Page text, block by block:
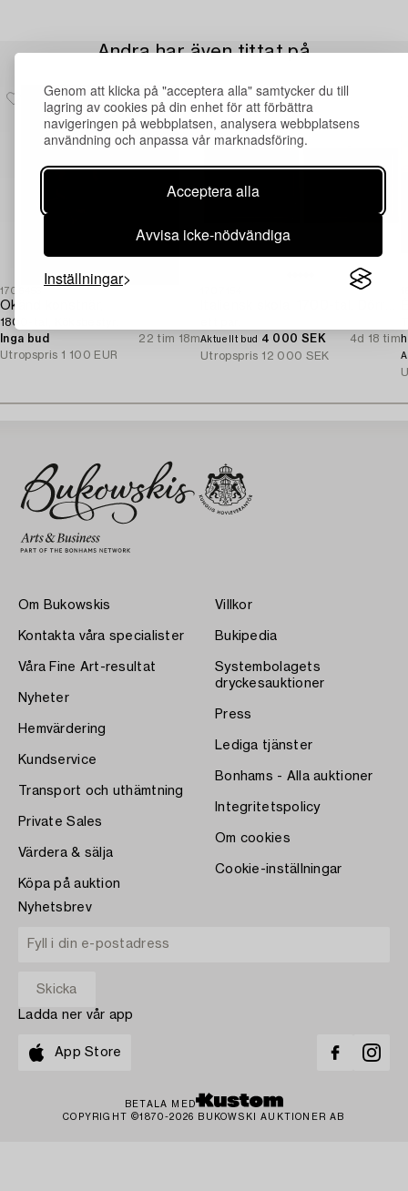
Genom att klicka på "acceptera alla" samtycker du till
lagring av cookies på din enhet för att förbättra
navigeringen på webbplatsen, analysera webbplatsens
användning och anpassa vår marknadsföring.
Acceptera alla
Avvisa icke-nödvändiga
Inställningar
Andra har även tittat på
1706453
Okänd konstnär,
1800-tal, Köksbestyr.
Inga bud
22 tim 18m
Utropspris 1 100 EUR
Aktuellt bud 4 000 SEK
4d 18 tim
Utropspris 12 000 SEK
Om Bukowskis
Kontakta våra specialister
Våra Fine Art-resultat
Nyheter
Hemvärdering
Kundservice
Transport och uthämtning
Private Sales
Värdera & sälja
Köpa på auktion
Villkor
Bukipedia
Systembolagets
dryckesauktioner
Press
Lediga tjänster
Bonhams - Alla auktioner
Integritetspolicy
Om cookies
Cookie-inställningar
Nyhetsbrev
Ladda ner vår app
App Store
BETALA MED
COPYRIGHT ©1870-2026 BUKOWSKI AUKTIONER AB